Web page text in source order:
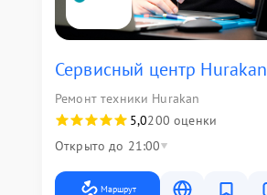
Сервисный центр Hurakan
Ремонт техники Hurakan
5,0200 оценки
Открыто до 21:00
Маршрут